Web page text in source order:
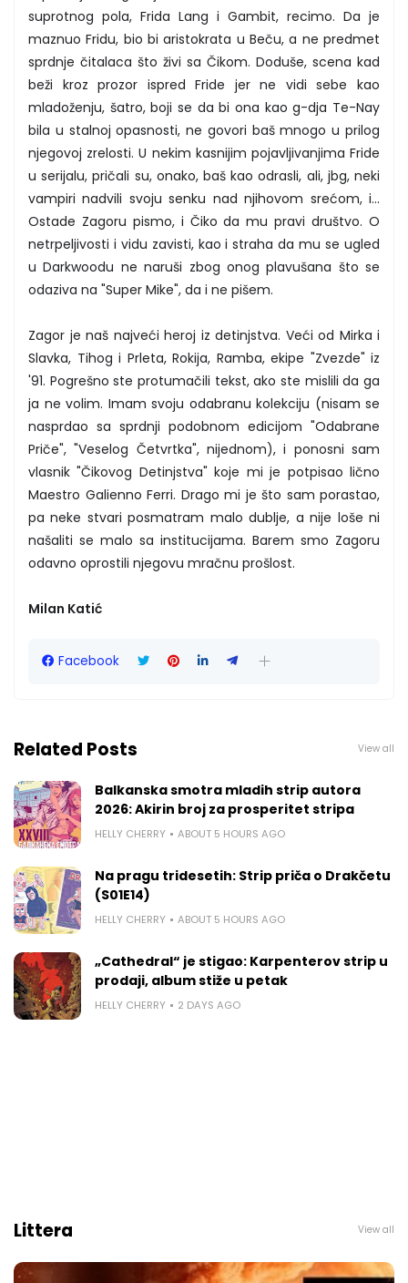
suprotnog pola, Frida Lang i Gambit, recimo. Da je
maznuo Fridu, bio bi aristokrata u Beču, a ne predmet
sprdnje čitalaca što živi sa Čikom. Doduše, scena kad
beži kroz prozor ispred Fride jer ne vidi sebe kao
mladoženju, šatro, boji se da bi ona kao g-dja Te-Nay
bila u stalnoj opasnosti, ne govori baš mnogo u prilog
njegovoj zrelosti. U nekim kasnijim pojavljivanjima Fride
u serijalu, pričali su, onako, baš kao odrasli, ali, jbg, neki
vampiri nadvili svoju senku nad njihovom srećom, i...
Ostade Zagoru pismo, i Čiko da mu pravi društvo. O
netrpeljivosti i vidu zavisti, kao i straha da mu se ugled
u Darkwoodu ne naruši zbog onog plavušana što se
odaziva na "Super Mike", da i ne pišem.
Zagor je naš najveći heroj iz detinjstva. Veći od Mirka i
Slavka, Tihog i Prleta, Rokija, Ramba, ekipe "Zvezde" iz
'91. Pogrešno ste protumačili tekst, ako ste mislili da ga
ja ne volim. Imam svoju odabranu kolekciju (nisam se
nasprdao sa sprdnji podobnom edicijom "Odabrane
Priče", "Veselog Četvrtka", nijednom), i ponosni sam
vlasnik "Čikovog Detinjstva" koje mi je potpisao lično
Maestro Galienno Ferri. Drago mi je što sam porastao,
pa neke stvari posmatram malo dublje, a nije loše ni
našaliti se malo sa institucijama. Barem smo Zagoru
odavno oprostili njegovu mračnu prošlost.
Milan Katić
Facebook
Related Posts View all
Balkanska smotra mladih strip autora
2026: Akirin broj za prosperitet stripa
HELLY CHERRY ABOUT 5 HOURS AGO
Na pragu tridesetih: Strip priča o Drakčetu
(S01E14)
HELLY CHERRY ABOUT 5 HOURS AGO
„Cathedral“ je stigao: Karpenterov strip u
prodaji, album stiže u petak
HELLY CHERRY 2 DAYS AGO
Littera View all